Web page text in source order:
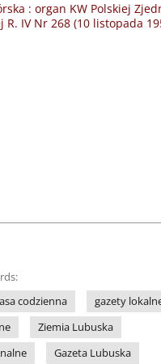
: organ KW Polskiej
R. IV Nr 268 (10 listopada
codzienna
gazety
Ziemia Lubuska
Gazeta Lubuska